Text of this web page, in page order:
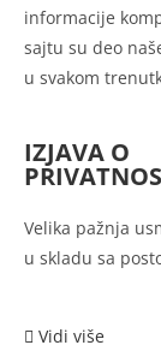
informacije
sajtu su deo
u svakom
IZJAVA O
Velika pažnja
u skladu sa
Vidi više